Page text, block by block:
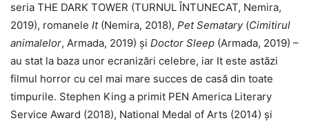
seria THE DARK TOWER (TURNUL ÎNTUNECAT, Nemira,
2019), romanele It(Nemira, 2018), Pet Sematary(Cimitirul
animalelor, Armada, 2019) și Doctor Sleep (Armada, 2019) –
au stat la baza unor ecranizări celebre, iar It este astăzi
filmul horror cu cel mai mare succes de casă din toate
timpurile. Stephen King a primit PEN America Literary
Service Award (2018), National Medal of Arts (2014) și